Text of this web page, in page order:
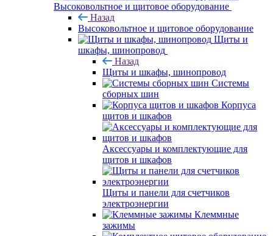
Высоковольтное и щитовое оборудование
Назад
Высоковольтное и щитовое оборудование
Щиты и
шкафы, шинопровод
Назад
Щиты и шкафы, шинопровод
Системы
сборных шин
Корпуса
щитов и шкафов
Аксессуары и комплектующие для
щитов и шкафов
Щиты и панели для счетчиков
электроэнергии
Клеммные
зажимы